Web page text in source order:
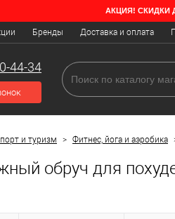
АКЦИЯ! СКИДКИ
Бренды Доставка и оплата
44-34
и туризм > Фитнес, йога и аэробика
обруч для